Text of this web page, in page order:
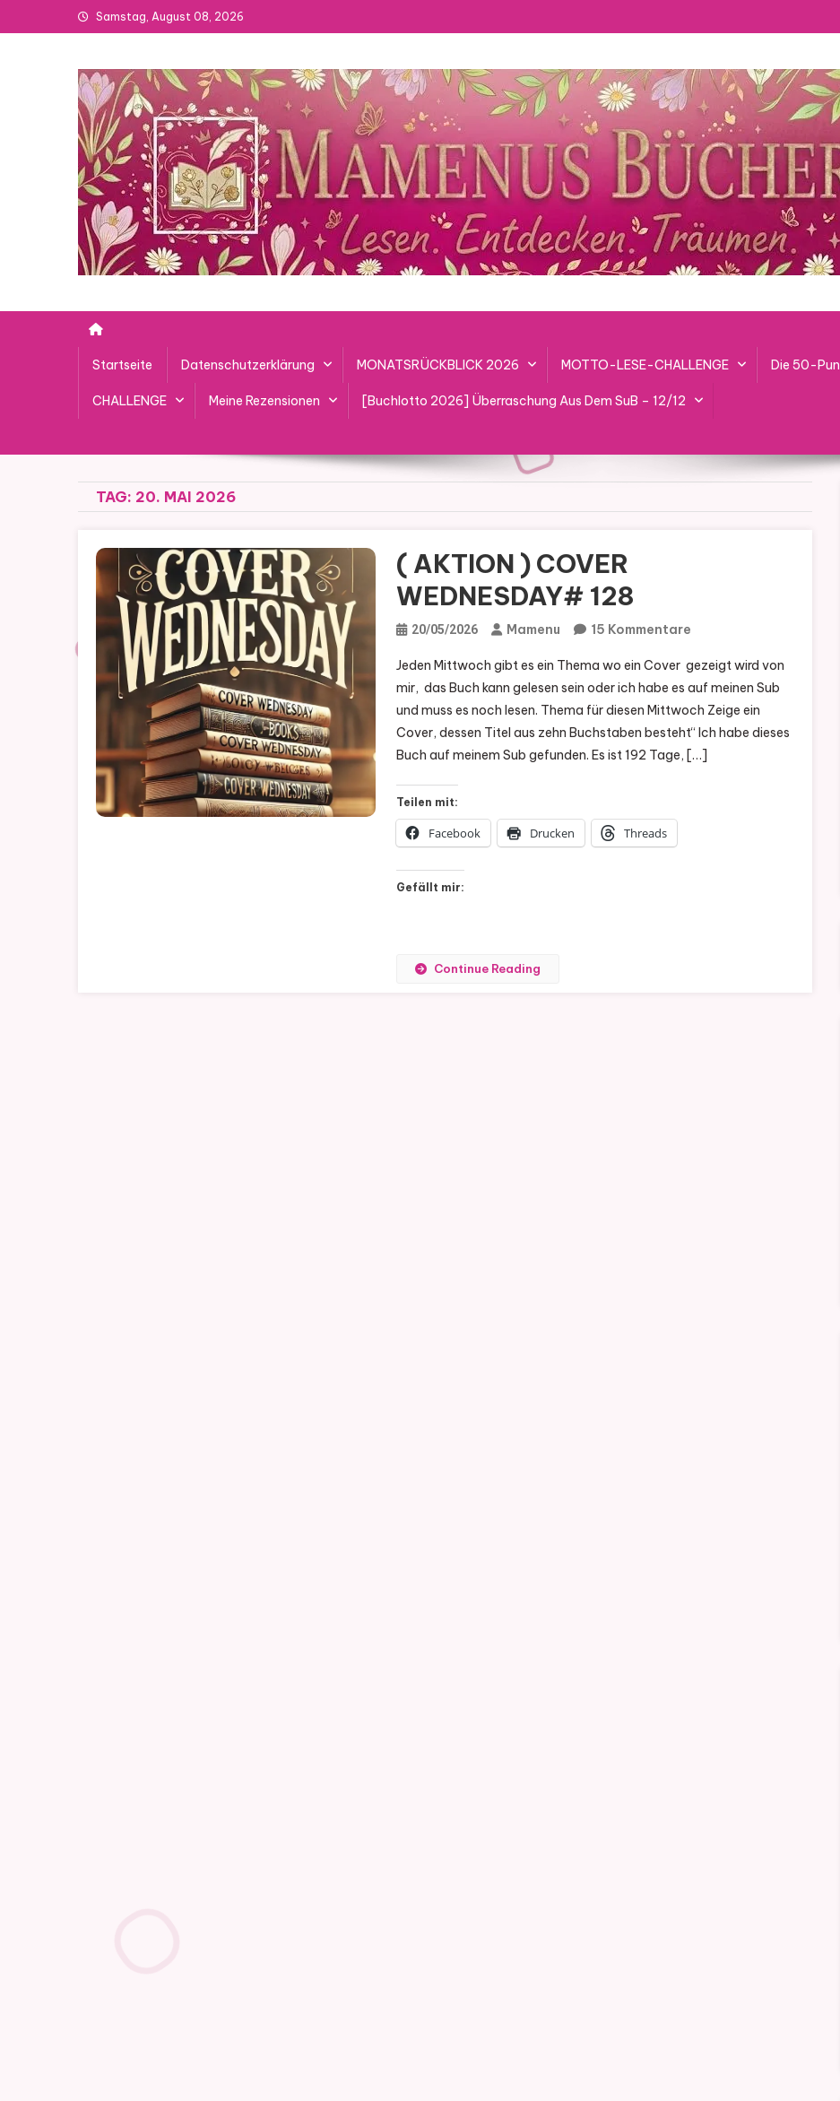
to
Samstag, August 08, 2026
Startseite Datenschutzerklärung MONATSRÜCKBLICK 2026 MOTTO-LESE-CHALLENGE Die 50-
CHALLENGE Meine Rezensionen [Buchlotto 2026] Überraschung Aus Dem SuB – 12/12
TAG: 20. MAI 2026
( AKTION ) COVER
WEDNESDAY# 128
20/05/2026 Mamenu 15 KommentareZu
AKTION
)
COVER
WEDNESDAY#
128
Jeden Mittwoch gibt es ein Thema wo ein Cover gezeigt wird von
mir, das Buch kann gelesen sein oder ich habe es auf meinen Sub
und muss es noch lesen. Thema für diesen Mittwoch Zeige ein
Cover, dessen Titel aus zehn Buchstaben besteht“ Ich habe dieses
Buch auf meinem Sub gefunden. Es ist 192 Tage, […]
Teilen mit:
Facebook Drucken Threads
Gefällt mir:
Continue Reading